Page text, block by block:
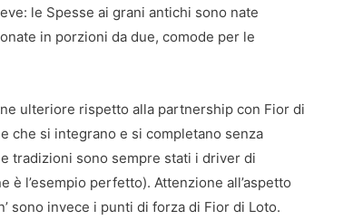
le Spesse ai grani antichi sono nate
in porzioni da due, comode per le
ulteriore rispetto alla partnership con Fior di
che si integrano e si completano senza
tradizioni sono sempre stati i driver di
è l’esempio perfetto). Attenzione all’aspetto
sono invece i punti di forza di Fior di Loto.